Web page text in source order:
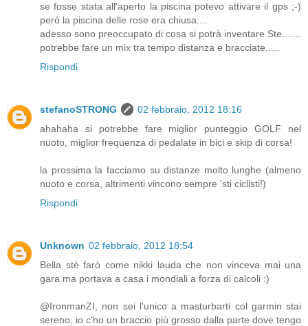
se fosse stata all'aperto la piscina potevo attivare il gps ;-)
però la piscina delle rose era chiusa....
adesso sono preoccupato di cosa si potrà inventare Ste.......
potrebbe fare un mix tra tempo distanza e bracciate.....
Rispondi
stefanoSTRONG
02 febbraio, 2012 18:16
ahahaha si potrebbe fare miglior punteggio GOLF nel
nuoto, miglior frequenza di pedalate in bici e skip di corsa!
la prossima la facciamo su distanze molto lunghe (almeno
nuoto e corsa, altrimenti vincono sempre 'sti ciclisti!)
Rispondi
Unknown 02 febbraio, 2012 18:54
Bella stè farò come nikki lauda che non vinceva mai una
gara ma portava a casa i mondiali a forza di calcoli :)
@IronmanZI, non sei l'unico a masturbarti col garmin stai
sereno, io c'ho un braccio più grosso dalla parte dove tengo